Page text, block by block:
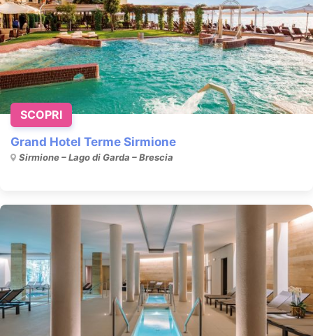
Grand Hotel Terme Sirmione
Sirmione – Lago di Garda – Brescia
SCOPRI